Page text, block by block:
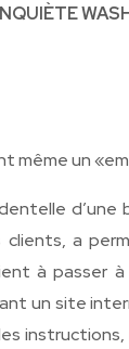
même un
a
à passer
un site